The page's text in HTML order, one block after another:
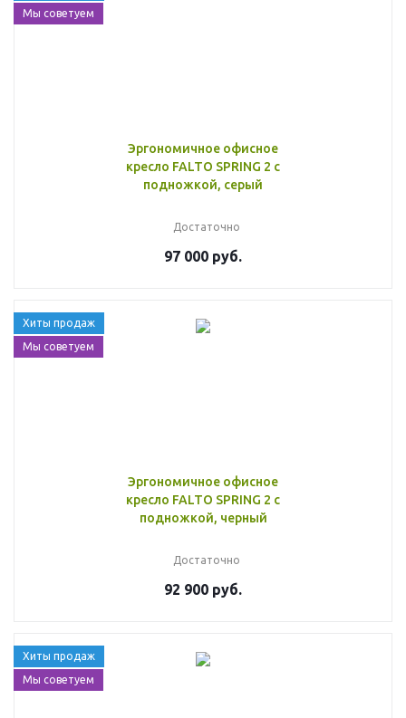
Мы советуем
Эргономичное офисное
кресло FALTO SPRING 2 с
подножкой, серый
Достаточно
97 000 руб.
Хиты продаж
Мы советуем
Эргономичное офисное
кресло FALTO SPRING 2 с
подножкой, черный
Достаточно
92 900 руб.
Хиты продаж
Мы советуем